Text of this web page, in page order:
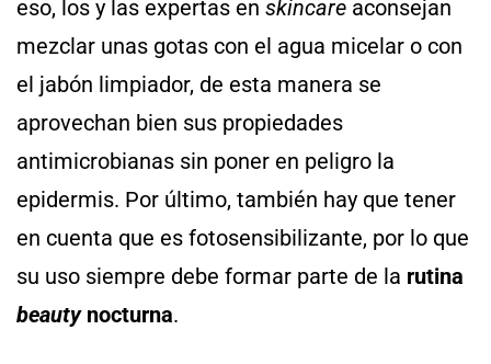
eso, los y las expertas en skincare aconsejan
mezclar unas gotas con el agua micelar o con
el jabón limpiador, de esta manera se
aprovechan bien sus propiedades
antimicrobianas sin poner en peligro la
epidermis. Por último, también hay que tener
en cuenta que es fotosensibilizante, por lo que
su uso siempre debe formar parte de la rutina
beautynocturna.